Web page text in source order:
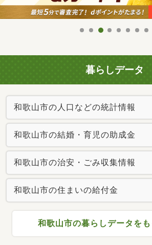
暮らしデータ
和歌山市の人口などの統計情報
和歌山市の結婚・育児の助成金
和歌山市の治安・ごみ収集情報
和歌山市の住まいの給付金
和歌山市の暮らしデータを